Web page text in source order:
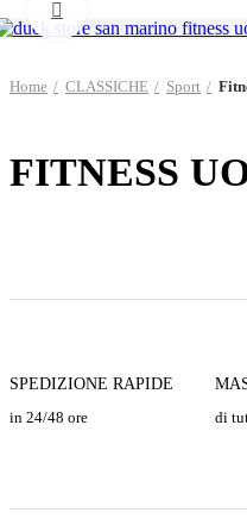
Home CLASSICHE Sport
FITNESS
SPEDIZIONE RAPIDE
in 24/48 ore
di